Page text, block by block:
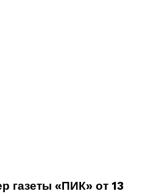
газеты «ПИК» от 13